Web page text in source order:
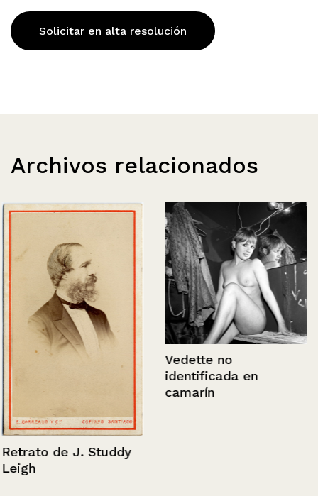
Solicitar en alta resolución
Archivos relacionados
Retrato de J. Studdy
Leigh
Vedette no
identificada en
camarín